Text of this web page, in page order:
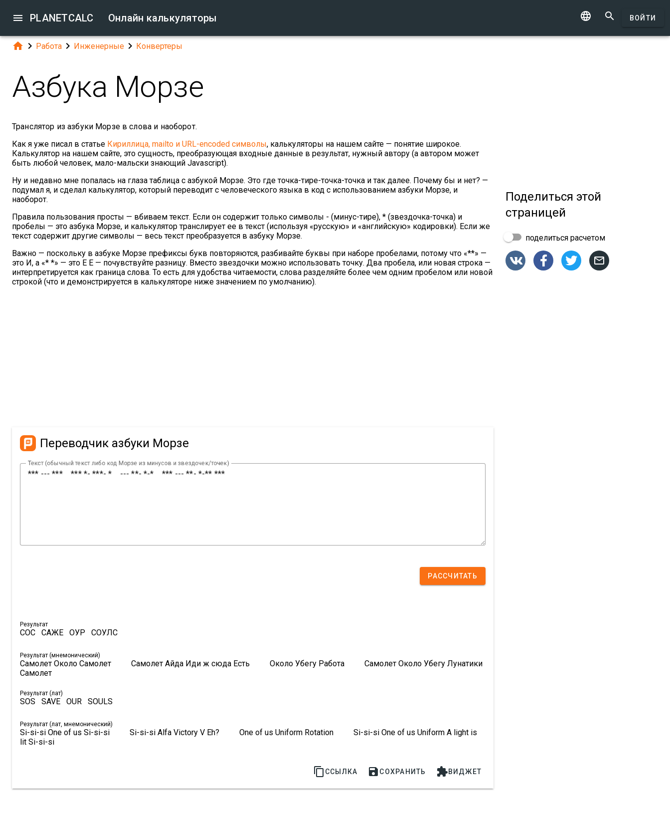
 PLANETCALC Онлайн калькуляторы   ВОЙТИ
  Работа  Инженерные  Конвертеры
Азбука Морзе
Транслятор из азбуки Морзе в слова и наоборот.
Как я уже писал в статье Кириллица, mailto и URL-encoded символы, калькуляторы на нашем сайте — понятие широкое.
Калькулятор на нашем сайте, это сущность, преобразующая входные данные в результат, нужный автору (а автором может
быть любой человек, мало-мальски знающий Javascript).
Ну и недавно мне попалась на глаза таблица с азбукой Морзе. Это где точка-тире-точка-точка и так далее. Почему бы и нет? —
подумал я, и сделал калькулятор, который переводит с человеческого языка в код с использованием азбуки Морзе, и
наоборот.
Правила пользования просты — вбиваем текст. Если он содержит только символы - (минус-тире), * (звездочка-точка) и
пробелы — это азбука Морзе, и калькулятор транслирует ее в текст (используя «русскую» и «английскую» кодировки). Если же
текст содержит другие символы — весь текст преобразуется в азбуку Морзе.
Важно — поскольку в азбуке Морзе префиксы букв повторяются, разбивайте буквы при наборе пробелами, потому что «**» —
это И, а «* *» — это Е Е — почувствуйте разницу. Вместо звездочки можно использовать точку. Два пробела, или новая строка —
интерпретируется как граница слова. То есть для удобства читаемости, слова разделяйте более чем одним пробелом или новой
строкой (что и демонстрируется в калькуляторе ниже значением по умолчанию).
Переводчик азбуки Морзе
Текст (обычный текст либо код Морзе из минусов и звездочек/точек)
РАССЧИТАТЬ
Результат
СОС   САЖЕ   ОУР   СОУЛС
Результат (мнемонический)
Самолет Около Самолет          Самолет Айда Иди ж сюда Есть          Около Убегу Работа          Самолет Около Убегу Лунатики
Самолет
Результат (лат)
SOS   SAVE   OUR   SOULS
Результат (лат, мнемонический)
Si-si-si One of us Si-si-si          Si-si-si Alfa Victory V Eh?          One of us Uniform Rotation          Si-si-si One of us Uniform A light is
lit Si-si-si
 ССЫЛКА  СОХРАНИТЬ ВИДЖЕТ
Поделиться этой
страницей
поделиться расчетом
   